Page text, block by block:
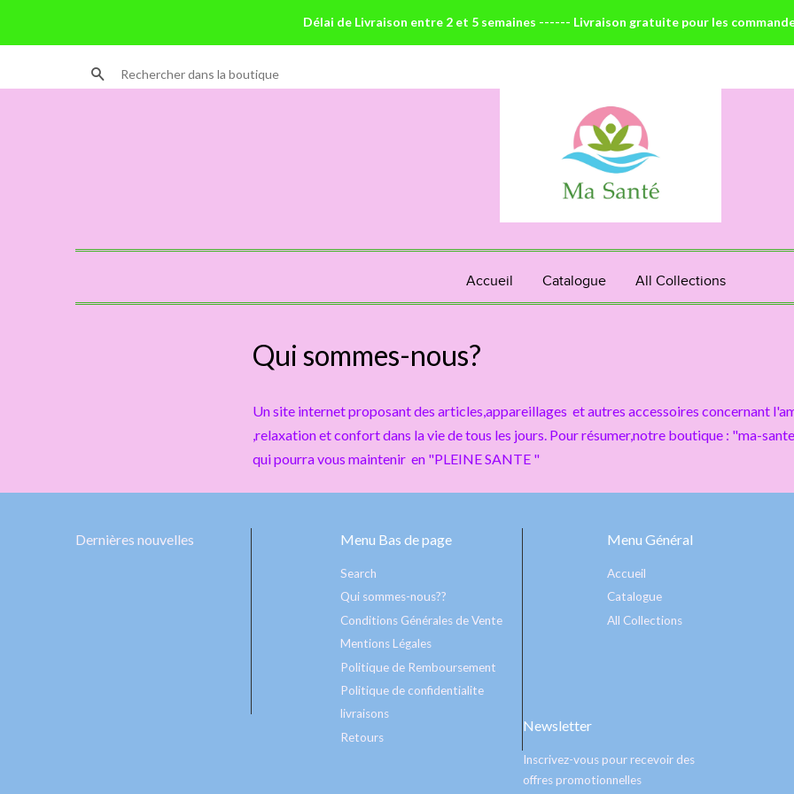
Délai de Livraison entre 2 et 5 semaines ------ Livraison gratuite pour les
Recherche
Accueil Catalogue All Collections
Qui sommes-nous?
Un site internet proposant des articles,appareillages et autres accessoires concernant
,relaxation et confort dans la vie de tous les jours. Pour résumer,notre boutique : "ma-
qui pourra vous maintenir en "PLEINE SANTE "
Dernières nouvelles Menu Bas de page
Search
Qui sommes-nous??
Conditions Générales de Vente
Mentions Légales
Politique de Remboursement
Politique de confidentialite
livraisons
Retours
Menu Général
Accueil
Catalogue
All Collections
Newsletter
Inscrivez-vous pour recevoir des
offres promotionnelles